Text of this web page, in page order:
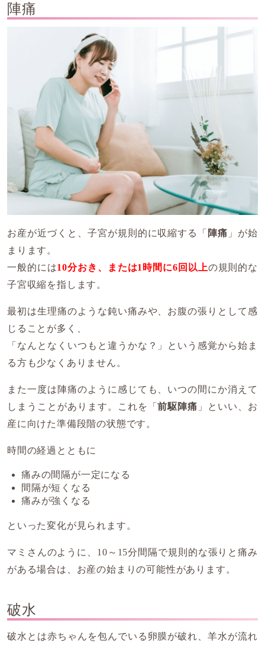
陣痛
お産が近づくと、子宮が規則的に収縮する「 陣痛 」が始
まります。
一般的には10分おき、または1時間に6回以上の規則的な
子宮収縮を指します。
最初は生理痛のような鈍い痛みや、お腹の張りとして感
じることが多く、
「なんとなくいつもと違うかな？」という感覚から始ま
る方も少なくありません。
また一度は陣痛のように感じても、いつの間にか消えて
しまうことがあります。これを「前駆陣痛 」といい、お
産に向けた準備段階の状態です。
時間の経過とともに
痛みの間隔が一定になる
間隔が短くなる
痛みが強くなる
といった変化が見られます。
マミさんのように、10～15分間隔で規則的な張りと痛み
がある場合は、お産の始まりの可能性があります。
破水
破水とは赤ちゃんを包んでいる卵膜が破れ、羊水が流れ